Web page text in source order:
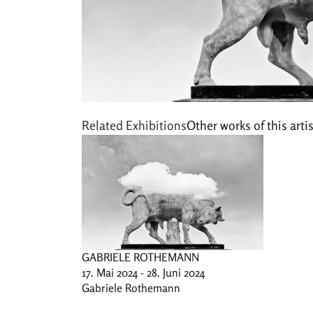
Related ExhibitionsOther works of this
GABRIELE ROTHEMANN
17. Mai 2024 - 28. Juni 2024
Gabriele Rothemann